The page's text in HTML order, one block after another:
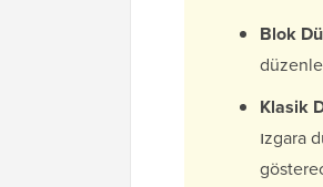
Blok
Klasik
ızgara